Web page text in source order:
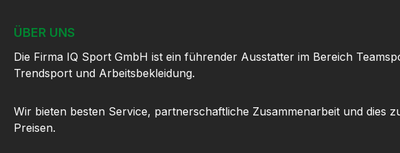
ÜBER UNS
Die Firma IQ Sport GmbH ist ein führender Ausstatter im Bereich
Trendsport und Arbeitsbekleidung.
Wir bieten besten Service, partnerschaftliche Zusammenarbeit und dies
Preisen.